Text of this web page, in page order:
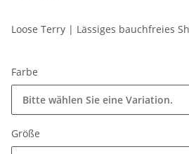
Loose Terry | Lässiges bauchfreies
Farbe
Bitte wählen Sie eine Variation.
Größe